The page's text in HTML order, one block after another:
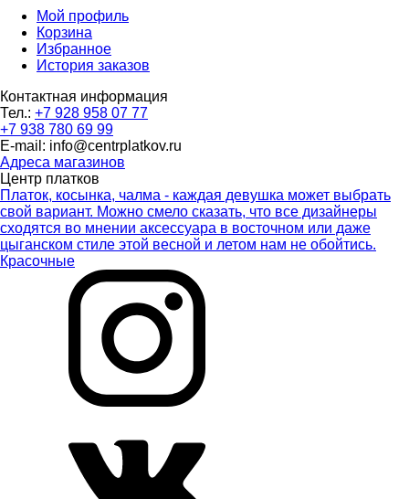
Мой профиль
Корзина
Избранное
История заказов
Контактная информация
Тел.: +7 928 958 07 77
+7 938 780 69 99
E-mail: info@centrplatkov.ru
Адреса магазинов
Центр платков
Платок, косынка, чалма - каждая девушка может выбрать
свой вариант. Можно смело сказать, что все дизайнеры
сходятся во мнении аксессуара в восточном или даже
цыганском стиле этой весной и летом нам не обойтись.
Красочные